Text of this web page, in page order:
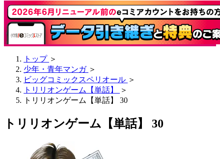
トップ ＞
少年・青年マンガ ＞
ビッグコミックスペリオール ＞
トリリオンゲーム【単話】
＞
トリリオンゲーム【単話】 30
トリリオンゲーム【単話】 30